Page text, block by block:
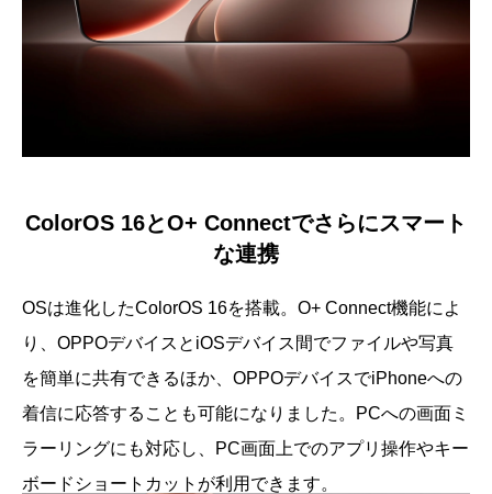
ColorOS 16とO+ Connectでさらにスマート
な連携
OSは進化したColorOS 16を搭載。O+ Connect機能によ
り、OPPOデバイスとiOSデバイス間でファイルや写真
を簡単に共有できるほか、OPPOデバイスでiPhoneへの
着信に応答することも可能になりました。PCへの画面ミ
ラーリングにも対応し、PC画面上でのアプリ操作やキー
ボードショートカットが利用できます。